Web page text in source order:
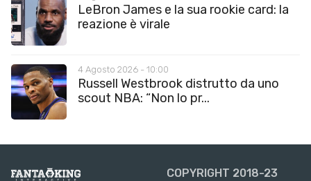
LeBron James e la sua rookie card: la
reazione è virale
4 Agosto 2026 - 10:00
Russell Westbrook distrutto da uno
scout NBA: “Non lo pr...
COPYRIGHT 2018-23